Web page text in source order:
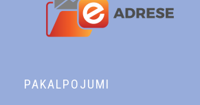
PAKALPOJUMI